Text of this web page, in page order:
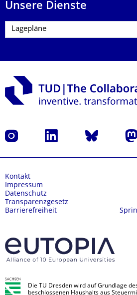
Unsere Dienste
Instagram LinkedIn Bluesky
Kontakt
Impressum
Datenschutz
Transparenzgesetz
Barrierefreiheit
Die TU Dresden wird auf Grundlage
beschlossenen Haushalts aus